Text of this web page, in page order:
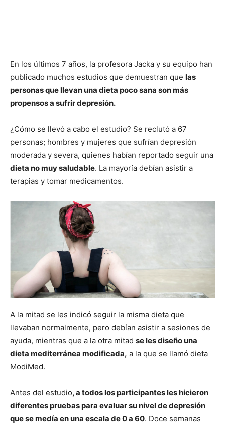
En los últimos 7 años, la profesora Jacka y su equipo han
publicado muchos estudios que demuestran que las
personas que llevan una dieta poco sana son más
propensos a sufrir depresión.
¿Cómo se llevó a cabo el estudio? Se reclutó a 67
personas; hombres y mujeres que sufrían depresión
moderada y severa, quienes habían reportado seguir una
dieta no muy saludable. La mayoría debían asistir a
terapias y tomar medicamentos.
A la mitad se les indicó seguir la misma dieta que
llevaban normalmente, pero debían asistir a sesiones de
ayuda, mientras que a la otra mitad se les diseño una
dieta mediterránea modificada, a la que se llamó dieta
ModiMed.
Antes del estudio, a todos los participantes les hicieron
diferentes pruebas para evaluar su nivel de depresión
que se medía en una escala de 0 a 60. Doce semanas